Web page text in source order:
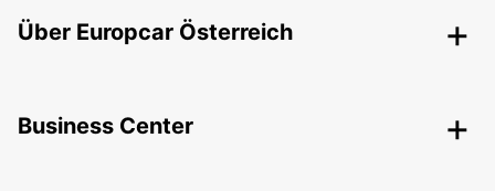
Über Europcar Österreich
Business Center